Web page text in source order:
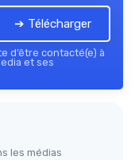
➔ Télécharger
d’être contacté(e) à
et ses
les médias